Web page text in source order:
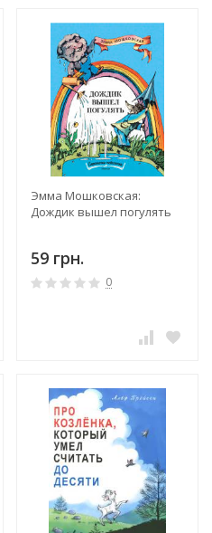
Эмма Мошковская:
Дождик вышел погулять
59 грн.
0